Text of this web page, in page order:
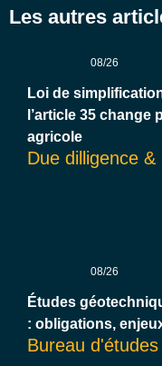
Les autres
08/26
Loi de
l’article 35
agricole
Due dilligence
08/26
Études
: obligations,
Bureau